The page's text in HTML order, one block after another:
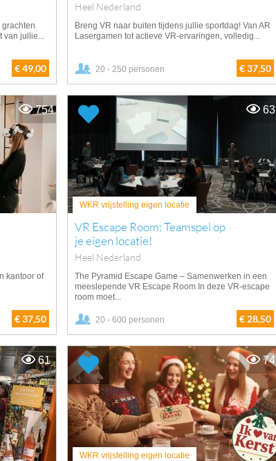
van jullie...
€ 49,00
Heel Nederland
Breng VR naar buiten tijdens jullie sportdag! Van AR
Lasergamen tot actieve VR-ervaringen, volledig...
20 - 250 personen € 37,50
kantoor of
€ 37,50
754
WKR vrijstelling eigen locatie
VR Escape Room: Teamspel op
je eigen locatie!
Heel Nederland
The Pyramid Escape Game – Samenwerken in een
meeslepende VR Escape Room In deze VR-escape
room moet...
20 - 600 personen € 28,50
63
61
WKR vrijstelling eigen locatie
74